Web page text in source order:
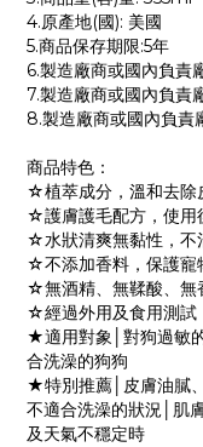
4.原產地(國): 美國
5.商品保存期限:5年
6.製造廠商或國內負責
7.製造廠商或國內負責
8.製造廠商或國內負責
商品特色：
☆植萃成分，溫和去除
☆護膚護毛配方，使用
☆水狀清爽無黏性，不
☆不添加香料，保護寵
☆無酒精、無鞣酸、無
☆經過外用及食用測試
★適用對象│對狗過敏
合洗澡的狗狗
★特別推薦│皮膚油膩
不適合洗澡的狀況│肌
及天氣不穩定時